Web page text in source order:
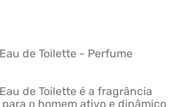
de Toilette - Perfume
de Toilette é a fragrância
o homem ativo e dinâmico